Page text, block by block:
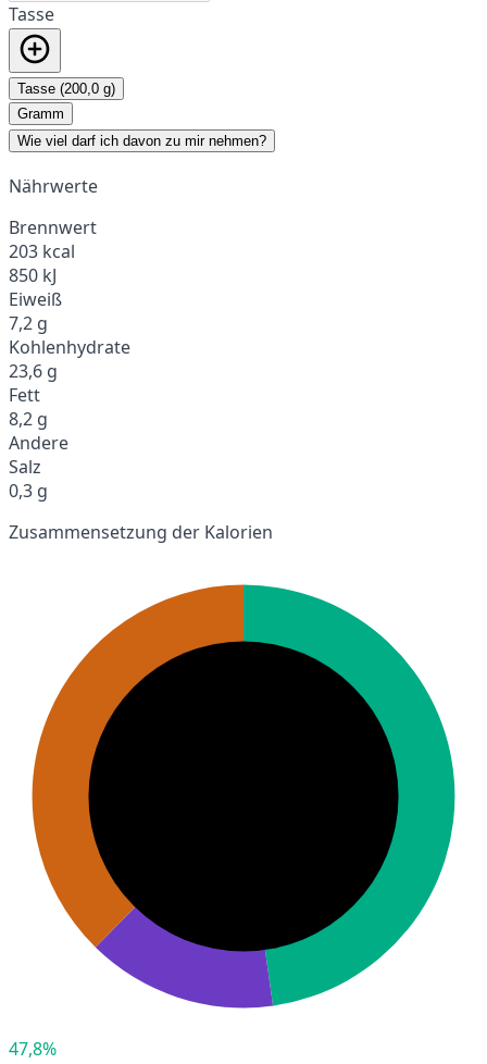
Tasse
Tasse (200,0 g)
Gramm
Wie viel darf ich davon zu mir nehmen?
Nährwerte
Brennwert
203 kcal
850 kJ
Eiweiß
7,2 g
Kohlenhydrate
23,6 g
Fett
8,2 g
Andere
Salz
0,3 g
Zusammensetzung der Kalorien
47,8%